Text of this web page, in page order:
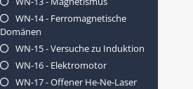
WN-14 - Ferromagnetische
Domänen
WN-15 - Versuche zu Induktion
WN-16 - Elektromotor
WN-17 - Offener He-Ne-Laser